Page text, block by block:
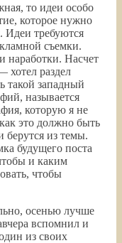
то идеи особо
которое нужно
Идеи требуются
съемки.
наработки. Насчет
хотел раздел
такой западный
называется
которую я не
это должно быть
берутся из темы.
будущего поста
и каким
чтобы
осенью лучше
вспомнил и
из своих